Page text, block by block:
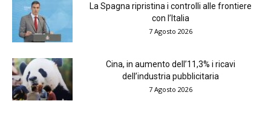
La Spagna ripristina i controlli alle frontiere
con l’Italia
7 Agosto 2026
Cina, in aumento dell’11,3% i ricavi
dell’industria pubblicitaria
7 Agosto 2026